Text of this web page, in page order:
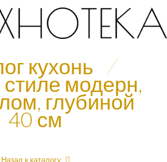
кухонь /
стиле модерн,
глубиной
40 см
Назад к каталогу